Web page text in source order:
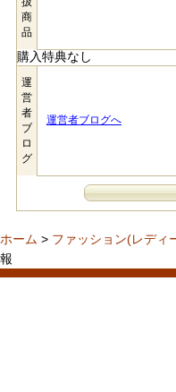
商
品
購入特典なし
運
営
者
ブ
ロ
グ
運営者ブログへ
ホーム > ファッション(レディ
報